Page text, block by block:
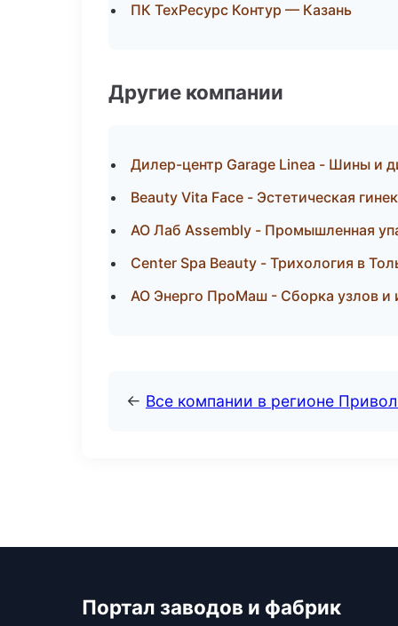
ПК ТехРесурс Контур — Казань
Другие компании
Дилер-центр Garage Linea - Шины и
Beauty Vita Face - Эстетическая
АО Лаб Assembly - Промышленная
Center Spa Beauty - Трихология в
АО Энерго ПроМаш - Сборка узлов и
← Все компании в регионе
Портал заводов и фабрик